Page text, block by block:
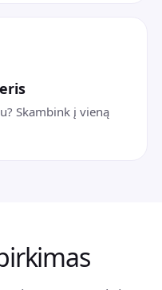
Skambink į vieną